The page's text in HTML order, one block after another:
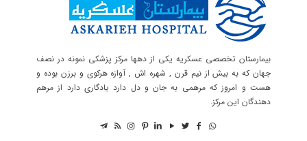
بیمارستان تخصصی عسکریه یکی از دهها مرکز پزشکی نمونه در نصف
جهان که به بیش از نیم قرن , شهره اش , آوازه هرکوی و برزن بوده و
هست و امروز که مرهمی به جان و دل دارد یادگاری دارد از مرهم
دهندگان این مرکز.